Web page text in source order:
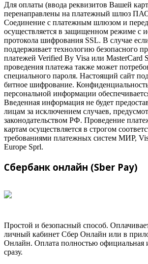
Для оплаты (ввода реквизитов Вашей
перенаправлены на платежный шлюз
Соединение с платежным шлюзом и
осуществляется в защищенном режиме с
протокола шифрования SSL. В случае
поддерживает технологию безопасного
платежей Verified By Visa или MasterCard
проведения платежа также может
специального пароля. Настоящий сайт
битное шифрование.
персональной информации
Введенная информация не будет
лицам за исключением случаев,
законодательством РФ. Проведение
картам осуществляется в строгом
требованиями платежных систем МИР,
Europe Sprl.
Сбербанк онлайн (Sber Pay)
Простой и безопасный способ.
личный кабинет Сбер Онлайн или в
Онлайн. Оплата полностью официальная
сразу.